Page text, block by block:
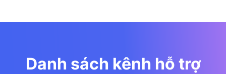
Danh sách kênh hỗ trợ